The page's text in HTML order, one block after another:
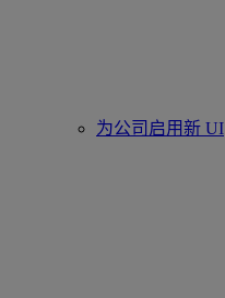
为公司启用新 UI